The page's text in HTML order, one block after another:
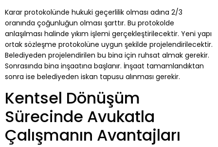
Karar protokolünde hukuki geçerlilik olması adına 2/3
oranında çoğunluğun olması şarttır. Bu protokolde
anlaşılması halinde yıkım işlemi gerçekleştirilecektir. Yeni yapı
ortak sözleşme protokolüne uygun şekilde projelendirilecektir.
Belediyeden projelendirilen bu bina için ruhsat almak gerekir.
Sonrasında bina inşaatına başlanır. İnşaat tamamlandıktan
sonra ise belediyeden iskan tapusu alınması gerekir.
Kentsel Dönüşüm
Sürecinde Avukatla
Çalışmanın Avantajları